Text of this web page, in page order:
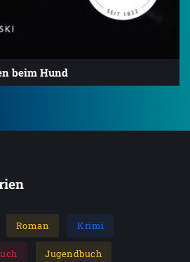
beim Hund
Roman Krimi
Jugendbuch